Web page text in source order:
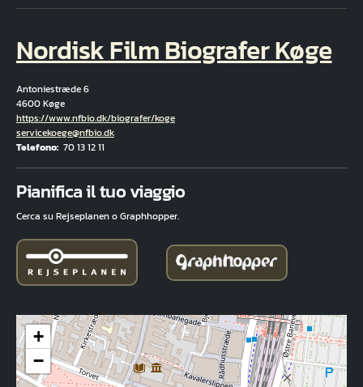
Nordisk Film Biografer Køge
Antoniestræde 6
4600 Køge
Hjemmeside
https://www.nfbio.dk/biografer/koge
E-mail
servicekoege@nfbio.dk
Telefono 70 13 12 11
Pianifica il tuo viaggio
Cerca su Rejseplanen o Graphhopper.
+
−